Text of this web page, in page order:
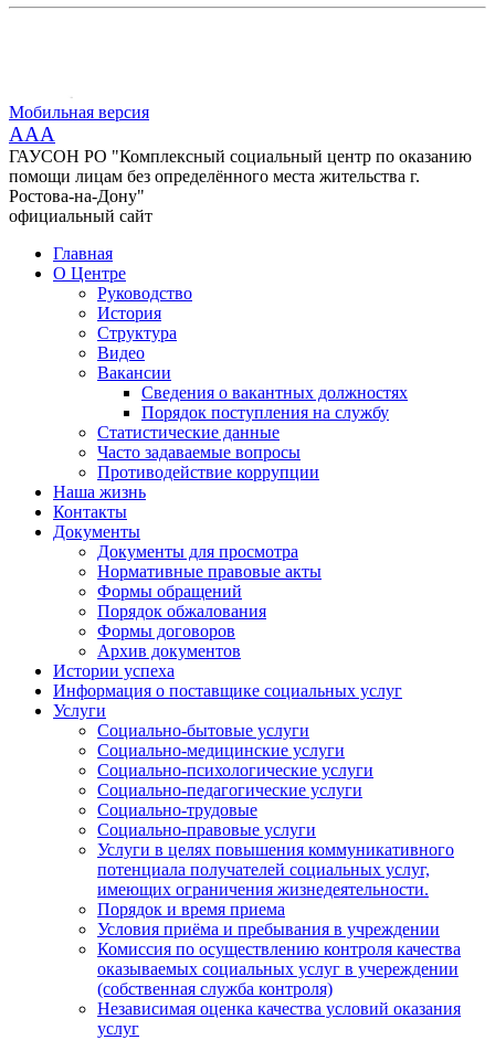
Мобильная версия
AAA
ГАУСОН РО "Комплексный социальный центр по оказанию
помощи лицам без определённого места жительства г.
Ростова-на-Дону"
официальный сайт
Главная
О Центре
Руководство
История
Структура
Видео
Вакансии
Сведения о вакантных должностях
Порядок поступления на службу
Статистические данные
Часто задаваемые вопросы
Противодействие коррупции
Наша жизнь
Контакты
Документы
Документы для просмотра
Нормативные правовые акты
Формы обращений
Порядок обжалования
Формы договоров
Архив документов
Истории успеха
Информация о поставщике социальных услуг
Услуги
Социально-бытовые услуги
Социально-медицинские услуги
Социально-психологические услуги
Социально-педагогические услуги
Социально-трудовые
Социально-правовые услуги
Услуги в целях повышения коммуникативного
потенциала получателей социальных услуг,
имеющих ограничения жизнедеятельности.
Порядок и время приема
Условия приёма и пребывания в учреждении
Комиссия по осуществлению контроля качества
оказываемых социальных услуг в учереждении
(собственная служба контроля)
Независимая оценка качества условий оказания
услуг